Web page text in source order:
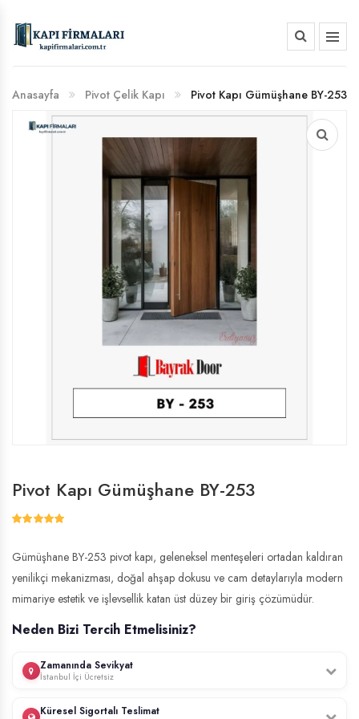
BANKA HESAP NUMARALARIMIZ
Anasayfa Pivot Çelik Kapı Pivot Kapı Gümüşhane BY-253
Pivot Kapı Gümüşhane BY-253
Gümüşhane BY-253 pivot kapı, geleneksel menteşeleri ortadan kaldıran
yenilikçi mekanizması, doğal ahşap dokusu ve cam detaylarıyla modern
mimariye estetik ve işlevsellik katan üst düzey bir giriş çözümüdür.
Neden Bizi Tercih Etmelisiniz?
Zamanında Sevikyat
İstanbul İçi Ücretsiz
Kapınızın ölçülerini yerinde alır, uzman montaj ekibimiz tarafından
Küresel Sigortalı Teslimat